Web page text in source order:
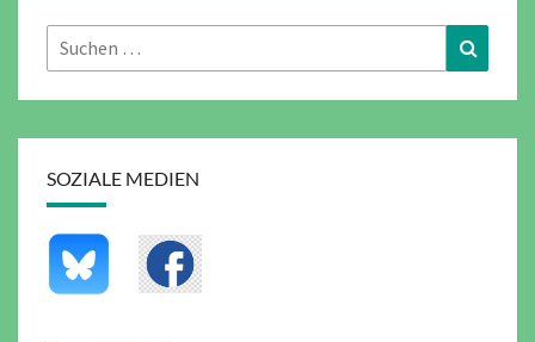
Suchen
nach:
SOZIALE MEDIEN